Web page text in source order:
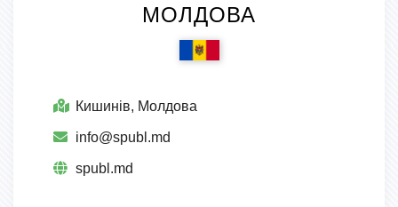
МОЛДОВА
Кишинів, Молдова
info@spubl.md
spubl.md